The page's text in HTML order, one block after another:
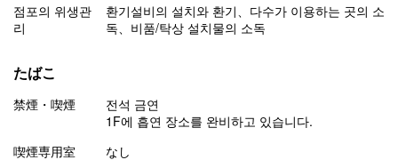
점포의 위생관
리
환기설비의 설치와 환기
다수가 이용하는 곳의 소
독
비품/탁상 설치물의 소독
たばこ
禁煙・喫煙
전석 금연
1F에 흡연 장소를 완비하고 있습니다.
喫煙専用室
なし